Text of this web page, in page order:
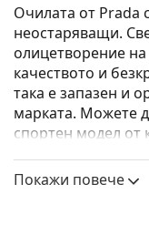
Очилата от Prada
неостаряващи.
олицетворение
качеството и
така е запазен и
марката. Можете
спортен модел от
изберете, с
Покажи повече